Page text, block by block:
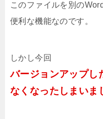
このファイルを別の
便利な機能なのです。
しかし今回
バージョンアップし
なくなったしまいま